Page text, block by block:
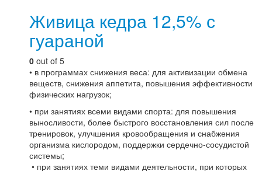
Живица кедра 12,5% с
гуараной
0 out of 5
• в программах снижения веса: для активизации обмена
веществ, снижения аппетита, повышения эффективности
физических нагрузок;
• при занятиях всеми видами спорта: для повышения
выносливости, более быстрого восстановления сил после
тренировок, улучшения кровообращения и снабжения
организма кислородом, поддержки сердечно-сосудистой
системы;
• при занятиях теми видами деятельности, при которых